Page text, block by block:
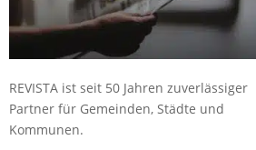
REVISTA ist seit 50 Jahren zuverlässiger
Partner für Gemeinden, Städte und
Kommunen.